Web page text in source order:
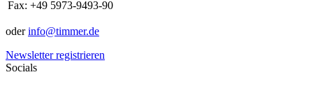
Fax: +49 5973-9493-90
oderinfo@timmer.de
Newsletter registrieren
Socials